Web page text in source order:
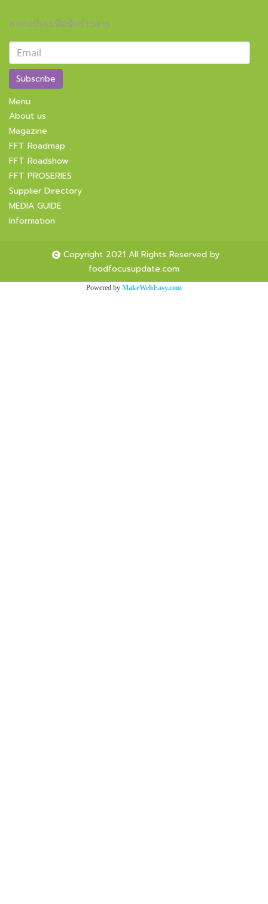
ลงทะเบียนเพื่อรับข่าวสาร
Subscribe
Menu
About us
Magazine
FFT Roadmap
FFT Roadshow
FFT PROSERIES
Supplier Directory
MEDIA GUIDE
Information
Copyright 2021 All Rights Reserved by
foodfocusupdate.com
Powered by MakeWebEasy.com